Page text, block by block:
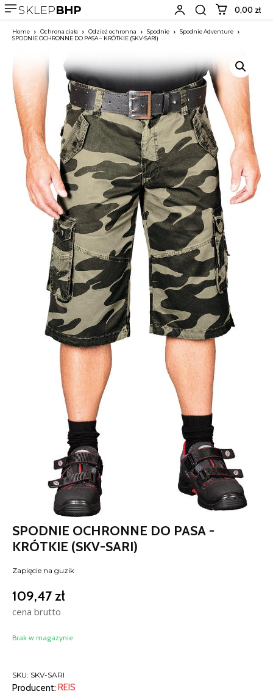
SKLEPBHP 0,00 zł
Home Ochrona ciała Odzież ochronna Spodnie
Spodnie Adventure
SPODNIE OCHRONNE DO PASA – KRÓTKIE (SKV-SARI)
SPODNIE OCHRONNE DO PASA -
KRÓTKIE (SKV-SARI)
Zapięcie na guzik
109,47zł
cena brutto
Brak w magazynie
SKU: SKV-SARI
Producent: REIS